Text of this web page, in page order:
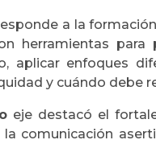
a la
herramientas para
aplicar enfoques
y cuándo debe
eje destacó el
la comunicación